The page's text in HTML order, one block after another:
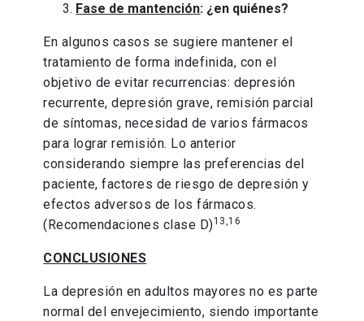
Fase de mantención: ¿en quiénes?
En algunos casos se sugiere mantener el
tratamiento de forma indefinida, con el
objetivo de evitar recurrencias: depresión
recurrente, depresión grave, remisión parcial
de síntomas, necesidad de varios fármacos
para lograr remisión. Lo anterior
considerando siempre las preferencias del
paciente, factores de riesgo de depresión y
efectos adversos de los fármacos.
(Recomendaciones clase D)13,16
CONCLUSIONES
La depresión en adultos mayores no es parte
normal del envejecimiento, siendo importante